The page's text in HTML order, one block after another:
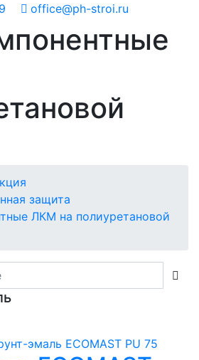
office@ph-stroi.ru
защита
ЛКМ на полиуретановой